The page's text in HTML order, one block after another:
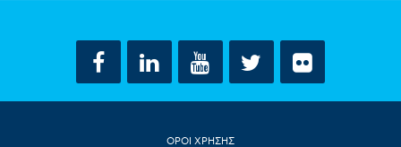
ΟΡΟΙ ΧΡΗΣΗΣ